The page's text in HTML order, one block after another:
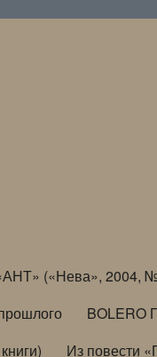
(«Нева», 2004,
BOLERO
Из повести